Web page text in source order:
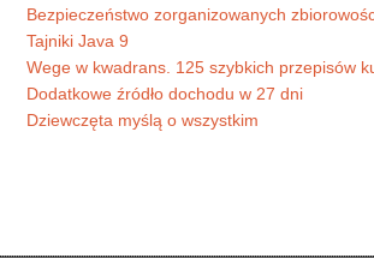
Bezpieczeństwo zorganizowanych
Tajniki Java 9
Wege w kwadrans. 125 szybkich przepisów
Dodatkowe źródło dochodu w 27 dni
Dziewczęta myślą o wszystkim